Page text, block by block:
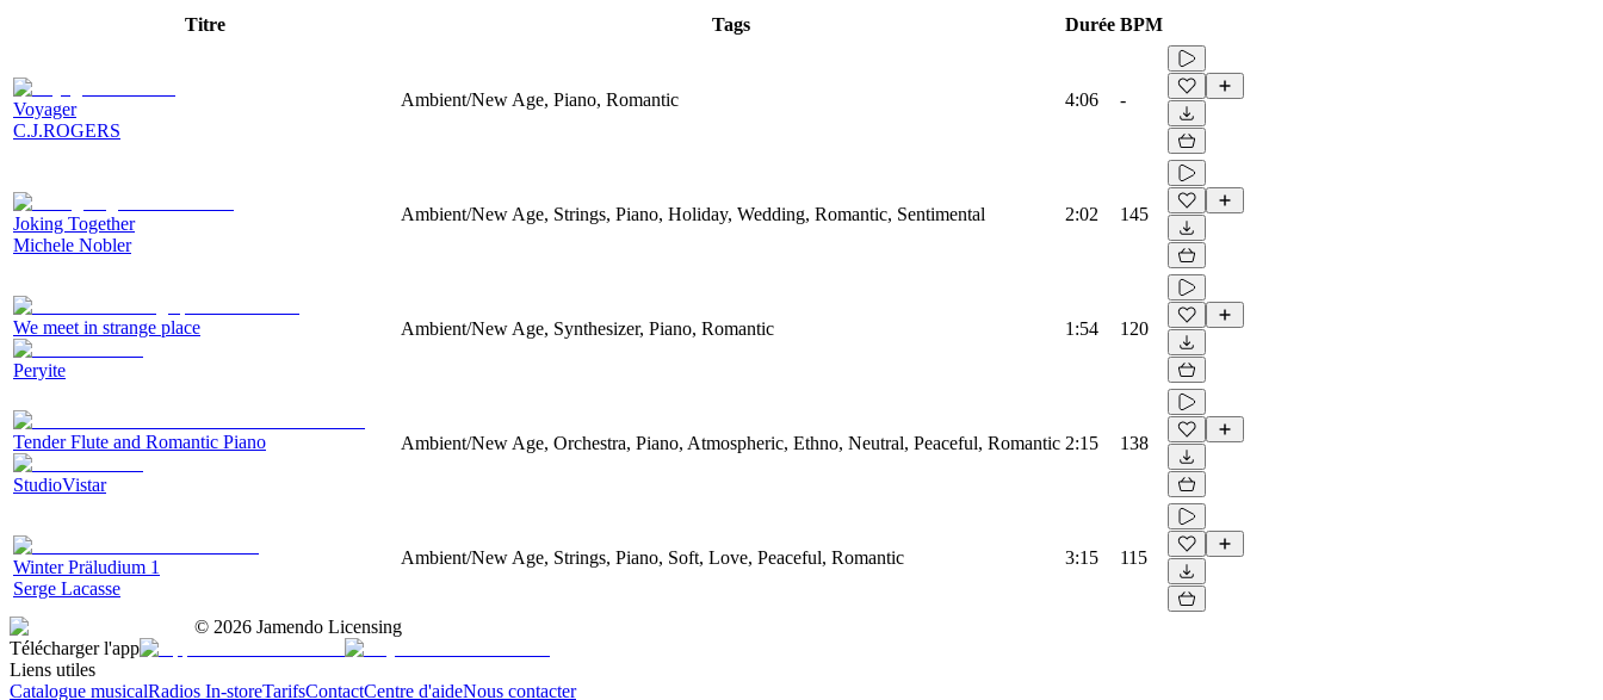
Titre Tags Durée BPM
Voyager
C.J.ROGERS
Ambient/New Age, Piano, Romantic 4:06 -
Joking Together
Michele Nobler
Ambient/New Age, Strings, Piano, Holiday, Wedding, Romantic, Sentimental 2:02 145
We meet in strange place
Peryite
Ambient/New Age, Synthesizer, Piano, Romantic 1:54 120
Tender Flute and Romantic Piano
StudioVistar
Ambient/New Age, Orchestra, Piano, Atmospheric, Ethno, Neutral, Peaceful, Romantic 2:15 138
Winter Präludium 1
Serge Lacasse
Ambient/New Age, Strings, Piano, Soft, Love, Peaceful, Romantic 3:15 115
© 2026 Jamendo Licensing
Télécharger l'app
Liens utiles
Catalogue musicalRadios In-storeTarifsContactCentre d'aideNous contacter